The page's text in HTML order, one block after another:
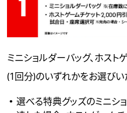
ミニショルダーバッグ、ホス
(1回分)のいずれかをお選びい
選べる特典グッズのミニシ